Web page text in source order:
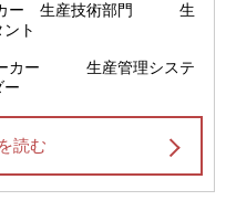
カー 生産技術部門 生
ト
ーカー 生産管理システ
ー
読む